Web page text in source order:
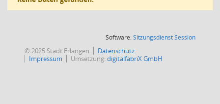
Software:SitzungsdienstSession(Wird in
© 2025 Stadt Erlangen
Datenschutz
Impressum
Umsetzung:digitalfabriX GmbH